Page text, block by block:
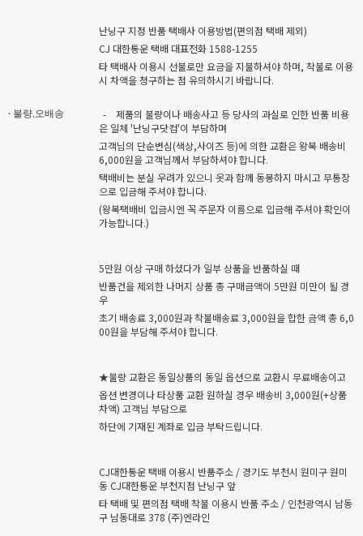
난닝구 지정 반품 택배사 이용방법(편의점 택배 제외)
CJ 대한통운 택배 대표전화 1588-1255
타 택배사 이용시 선불로만 요금을 지불하셔야 하며, 착불로 이용
시 차액을 청구하는 점 유의하시기 바랍니다.
· 불량,오배송 -
제품의 불량이나 배송사고 등 당사의 과실로 인한 반품 비용
은 일체 '난닝구닷컴'이 부담하며
고객님의 단순변심(색상,사이즈 등)에 의한 교환은 왕복 배송비
6,000원을 고객님께서 부담하셔야 합니다.
택배비는 분실 우려가 있으니 옷과 함께 동봉하지 마시고 무통장
으로 입금해 주셔야 합니다.
(왕복택배비 입금시엔 꼭 주문자 이름으로 입금해 주셔야 확인이
가능합니다.)
5만원 이상 구매 하셨다가 일부 상품을 반품하실 때
반품건을 제외한 나머지 상품 총 구매금액이 5만원 미만이 될 경
우
초기 배송료 3,000원과 착불배송료 3,000원을 합한 금액 총 6,0
00원을 부담해 주셔야 합니다.
★불량 교환은 동일상품의 동일 옵션으로 교환시 무료배송이고
옵션 변경이나 타상품 교환 원하실 경우 배송비 3,000원(+상품
차액) 고객님 부담으로
하단에 기재된 계좌로 입금 부탁드립니다.
CJ대한통운 택배 이용시 반품주소 / 경기도 부천시 원미구 원미
동 CJ대한통운 부천지점 난닝구 앞
타 택배 및 편의점 택배 착불 이용시 반품 주소 / 인천광역시 남동
구 남동대로 378 (주)엔라인